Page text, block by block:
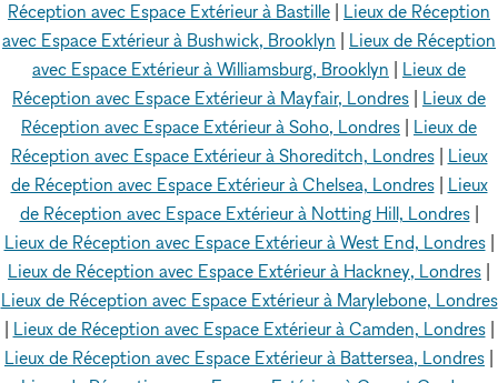
Réception avec Espace Extérieur à Bastille
Lieux de Réception
avec Espace Extérieur à Bushwick, Brooklyn
Lieux de Réception
avec Espace Extérieur à Williamsburg, Brooklyn
Lieux de
Réception avec Espace Extérieur à Mayfair, Londres
Lieux de
Réception avec Espace Extérieur à Soho, Londres
Lieux de
Réception avec Espace Extérieur à Shoreditch, Londres| Lieux
de Réception avec Espace Extérieur à Chelsea, Londres| Lieux
de Réception avec Espace Extérieur à Notting Hill, Londres|
Lieux de Réception avec Espace Extérieur à West End, Londres|
Lieux de Réception avec Espace Extérieur à Hackney, Londres
Lieux de Réception avec Espace Extérieur à Marylebone, Londres
Lieux de Réception avec Espace Extérieur à Camden, Londres|
Lieux de Réception avec Espace Extérieur à Battersea, Londres